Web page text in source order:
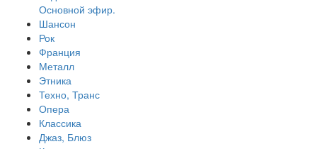
Основной эфир.
Шансон
Рок
Франция
Металл
Этника
Техно, Транс
Опера
Классика
Джаз, Блюз